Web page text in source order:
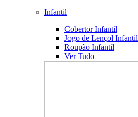
Infantil
Cobertor Infantil
Jogo de Lençol Infantil
Roupão Infantil
Ver Tudo